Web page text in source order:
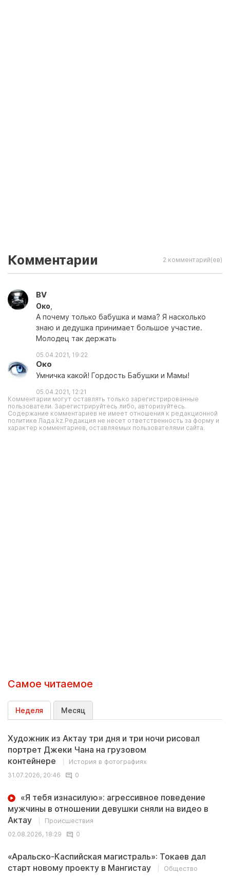
Комментарии 2 комментарий(ев)
BV
Око
А почему только бабушка и мама? Я насколько
знаю и дедушка принимает большое участие.
Молодец так держать
05.04.2021, 19:22
Око
Умничка какой! Гордость Бабушки и Мамы!
05.04.2021, 12:21
Комментарии могут оставлять только зарегистрированные
пользователи. Зарегистрируйтесь либо, авторизуйтесь.
Содержание комментариев не имеет отношения к редакционной
политике Лада.kz.Редакция не несет ответственность за форму и
характер комментариев, оставляемых пользователями сайта.
Самое читаемое
Неделя Месяц
Художник из Актау три дня и три ночи рисовал
портрет Джеки Чана на грузовом
контейнере
История в фотографиях
31.07.2026, 20:46
0
«Я тебя изнасилую»: агрессивное поведение
мужчины в отношении девушки сняли на видео в
Актау
Происшествия
02.08.2026, 18:29
0
«Аральско-Каспийская магистраль»: Токаев дал
старт новому проекту в Мангистау
Общество